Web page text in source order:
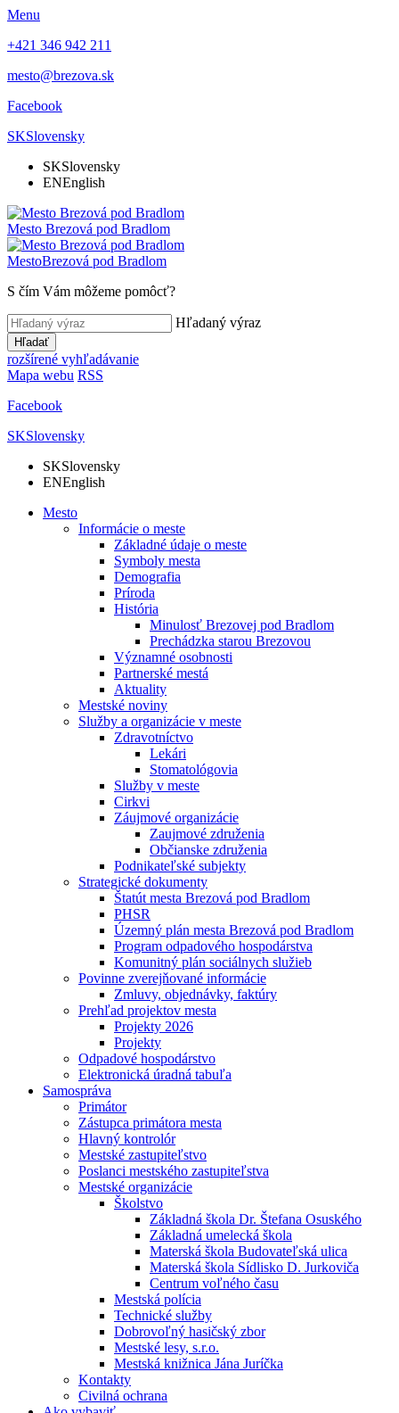
Menu
+421 346 942 211
mesto@brezova.sk
Facebook
SKSlovensky
SKSlovensky
ENEnglish
Mesto Brezová pod Bradlom
MestoBrezová pod Bradlom
S čím Vám môžeme pomôcť?
Hľadaný výraz
Hľadať
rozšírené vyhľadávanie
Mapa webu RSS
Facebook
SKSlovensky
SKSlovensky
ENEnglish
Mesto
Informácie o meste
Základné údaje o meste
Symboly mesta
Demografia
Príroda
História
Minulosť Brezovej pod Bradlom
Prechádzka starou Brezovou
Významné osobnosti
Partnerské mestá
Aktuality
Mestské noviny
Služby a organizácie v meste
Zdravotníctvo
Lekári
Stomatológovia
Služby v meste
Cirkvi
Záujmové organizácie
Zaujmové združenia
Občianske združenia
Podnikateľské subjekty
Strategické dokumenty
Štatút mesta Brezová pod Bradlom
PHSR
Územný plán mesta Brezová pod Bradlom
Program odpadového hospodárstva
Komunitný plán sociálnych služieb
Povinne zverejňované informácie
Zmluvy, objednávky, faktúry
Prehľad projektov mesta
Projekty 2026
Projekty
Odpadové hospodárstvo
Elektronická úradná tabuľa
Samospráva
Primátor
Zástupca primátora mesta
Hlavný kontrolór
Mestské zastupiteľstvo
Poslanci mestského zastupiteľstva
Mestské organizácie
Školstvo
Základná škola Dr. Štefana Osuského
Základná umelecká škola
Materská škola Budovateľská ulica
Materská škola Sídlisko D. Jurkoviča
Centrum voľného času
Mestská polícia
Technické služby
Dobrovoľný hasičský zbor
Mestské lesy, s.r.o.
Mestská knižnica Jána Juríčka
Kontakty
Civilná ochrana